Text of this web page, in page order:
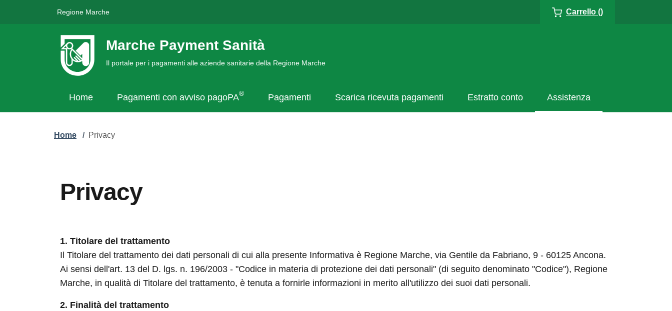
Regione Marche Carrello ()
Marche Payment Sanità
Il portale per i pagamenti alle aziende sanitarie della Regione Marche
Home Pagamenti con avviso pagoPA® Pagamenti Scarica ricevuta pagamenti Estratto conto Assistenza
Home / Privacy
Privacy
1. Titolare del trattamento
Il Titolare del trattamento dei dati personali di cui alla presente Informativa è Regione Marche, via Gentile da Fabriano, 9 - 60125 Ancona.
Ai sensi dell'art. 13 del D. lgs. n. 196/2003 - "Codice in materia di protezione dei dati personali" (di seguito denominato "Codice"), Regione
Marche, in qualità di Titolare del trattamento, è tenuta a fornirle informazioni in merito all'utilizzo dei suoi dati personali.
2. Finalità del trattamento